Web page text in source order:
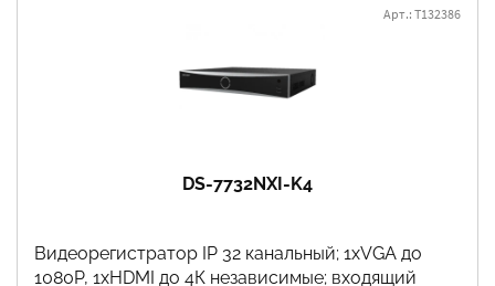
DS-7732NXI-K4
Арт.: Т132386
Видеорегистратор IP 32 канальный; 1хVGA до
1080Р, 1хHDMI до 4К независимые; входящий